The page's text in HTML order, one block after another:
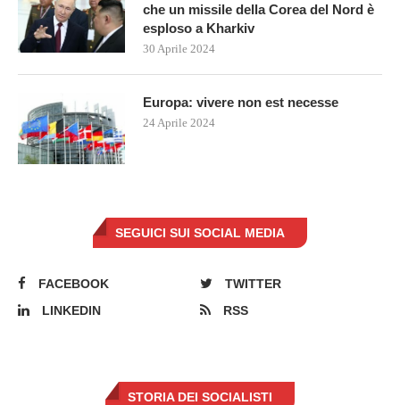
che un missile della Corea del Nord è
esploso a Kharkiv
30 Aprile 2024
Europa: vivere non est necesse
24 Aprile 2024
SEGUICI SUI SOCIAL MEDIA
FACEBOOK
TWITTER
LINKEDIN
RSS
STORIA DEI SOCIALISTI